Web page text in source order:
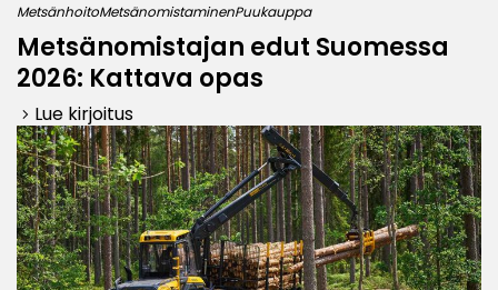
MetsänhoitoMetsänomistaminenPuukauppa
Metsänomistajan edut Suomessa
2026: Kattava opas
keyboard_arrow_right Lue kirjoitus